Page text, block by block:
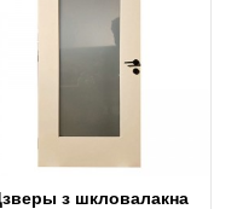
з шкловалакна